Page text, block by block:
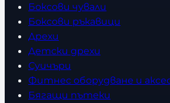
Боксови чували
Боксови ръкавици
Дрехи
Детски дрехи
Суичъри
Фитнес оборудване и
Бягащи пътеки